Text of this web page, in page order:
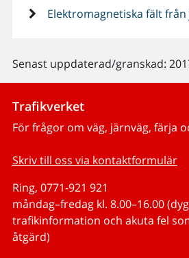
Elektromagnetiska fält
Senast uppdaterad/granskad:
Trafikverket
För frågor om väg, järnväg, färja
Skriv till oss via kontaktformulär
Ring, 0771-921 921
måndag–fredag kl. 8.00–16.00
trafikinformation och akuta fel
åtgärd)